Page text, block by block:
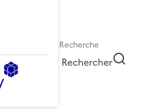
Rechercher